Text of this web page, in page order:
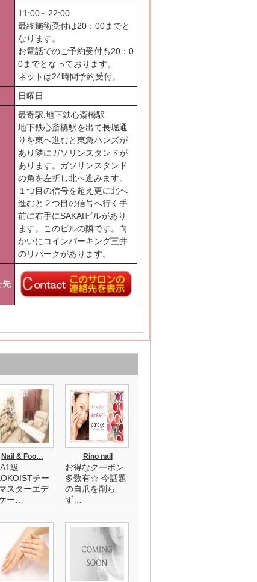
11:00～22:00
最終施術受付は20：00までと
なります。
お電話でのご予約受付も20：0
0までとなっております。
ネットは24時間予約受付。
日曜日
最寄駅:地下鉄心斎橋駅
地下鉄心斎橋駅を出て長堀通
りを東へ進むと東急ハンズが
あり隣にガソリンスタンドが
あります。ガソリンスタンド
の角を左折し北へ進みます。
１つ目の信号を超え更に北へ
進むと２つ目の信号へ行く手
前に右手にSAKAIビルがあり
ます。このビルの隣です。向
かいにコインパーキング三井
のリパークがあります。
先
Nail & Foo…
級
チー
スターエデ
ー…
Rino nail
お得なクーポン
多数有☆ 今話題
の自爪を削ら
ず…